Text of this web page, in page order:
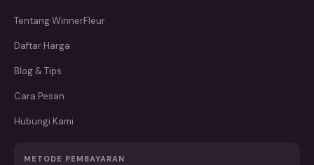
Tentang WinnerFleur
Daftar Harga
Blog & Tips
Cara Pesan
Hubungi Kami
METODE PEMBAYARAN